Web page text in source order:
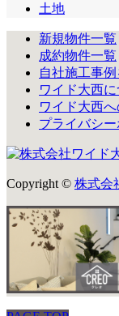
土地
新規物件一覧
成約物件一覧
自社施工事例
ワイド大西に
ワイド大西
プライバシー
Copyright © 株式会